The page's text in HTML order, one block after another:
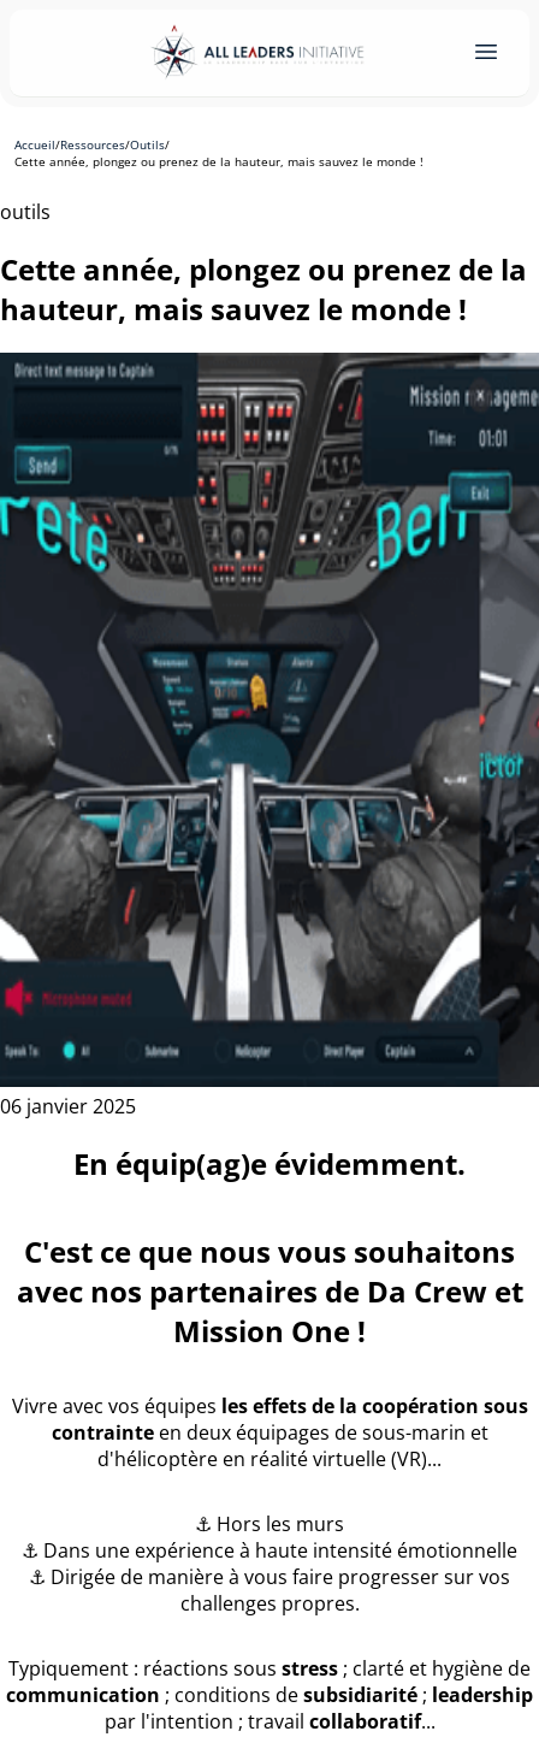
Accueil/Ressources/Outils/
Cette année, plongez ou prenez de la hauteur, mais sauvez le monde !
outils
Cette année, plongez ou prenez de la
hauteur, mais sauvez le monde !
06 janvier 2025
En équip(ag)e évidemment.
C'est ce que nous vous souhaitons
avec nos partenaires de Da Crew et
Mission One !
Vivre avec vos équipes les effets de la coopération sous
contrainteen deux équipages de sous-marin et
d'hélicoptère en réalité virtuelle (VR)...
⚓ Hors les murs
⚓ Dans une expérience à haute intensité émotionnelle
⚓ Dirigée de manière à vous faire progresser sur vos
challenges propres.
Typiquement : réactions sous stress; clarté et hygiène de
communication ; conditions desubsidiarité; leadership
par l'intention ; travail collaboratif...